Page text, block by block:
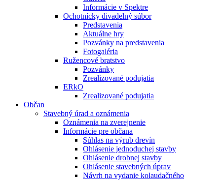
Informácie v Spektre
Ochotnícky divadelný súbor
Predstavenia
Aktuálne hry
Pozvánky na predstavenia
Fotogaléria
Ružencové bratstvo
Pozvánky
Zrealizované podujatia
ERkO
Zrealizované podujatia
Občan
Stavebný úrad a oznámenia
Oznámenia na zverejnenie
Informácie pre občana
Súhlas na výrub drevín
Ohlásenie jednoduchej stavby
Ohlásenie drobnej stavby
Ohlásenie stavebných úprav
Návrh na vydanie kolaudačného